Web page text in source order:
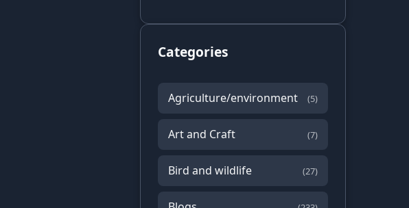
Categories
Agriculture/environment (5)
Art and Craft (7)
Bird and wildlife (27)